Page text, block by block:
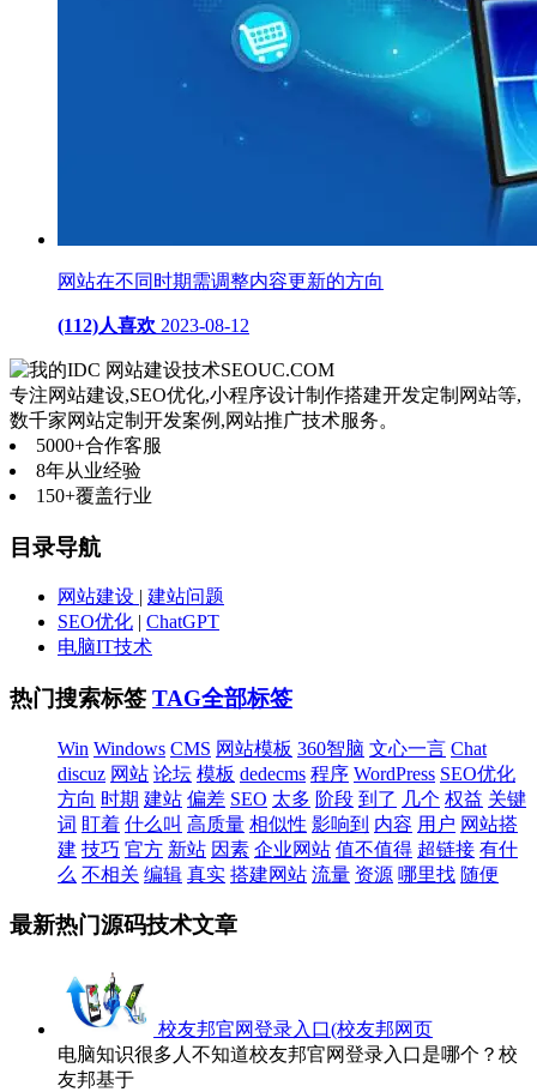
网站在不同时期需调整内容更新的方向
(112)人喜欢 2023-08-12
网站建设技术SEOUC.COM
专注网站建设,SEO优化,小程序设计制作搭建开发定制网站等,
数千家网站定制开发案例,网站推广技术服务。
5000+合作客服
8年从业经验
150+覆盖行业
目录导航
网站建设 | 建站问题
SEO优化 | ChatGPT
电脑IT技术
热门搜索标签 TAG全部标签
Win Windows CMS 网站模板 360智脑 文心一言 Chat
discuz 网站 论坛 模板 dedecms 程序 WordPress SEO优化
方向 时期 建站 偏差 SEO 太多 阶段 到了 几个 权益 关键
词 盯着 什么叫 高质量 相似性 影响到 内容 用户 网站搭
建 技巧 官方 新站 因素 企业网站 值不值得 超链接 有什
么 不相关 编辑 真实 搭建网站 流量 资源 哪里找 随便
最新热门源码技术文章
校友邦官网登录入口(校友邦网页
电脑知识很多人不知道校友邦官网登录入口是哪个？校
友邦基于